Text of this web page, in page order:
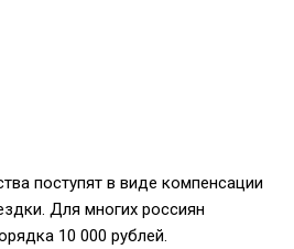
поступят в виде компенсации
Для многих россиян
10 000 рублей.